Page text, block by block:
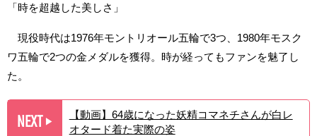
「時を超越した美しさ」
現役時代は1976年モントリオール五輪で3つ、1980年モスク
ワ五輪で2つの金メダルを獲得。時が経ってもファンを魅了し
た。
NEXT ▶︎
【動画】64歳になった妖精コマネチさんが白レ
オタード着た実際の姿